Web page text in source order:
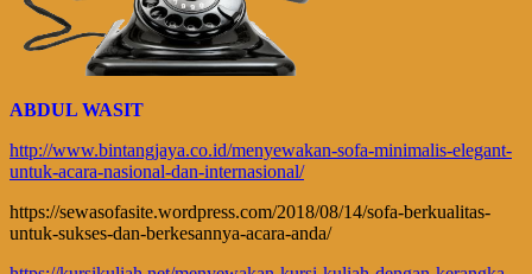
ABDUL WASIT
http://www.bintangjaya.co.id/menyewakan-sofa-minimalis-elegant-
untuk-acara-nasional-dan-internasional/
https://sewasofasite.wordpress.com/2018/08/14/sofa-berkualitas-
untuk-sukses-dan-berkesannya-acara-anda/